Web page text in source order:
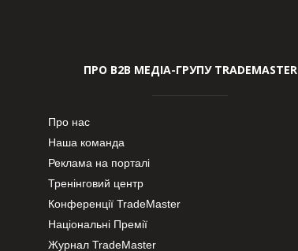
ПРО В2В МЕДІА-ГРУПУ TRADEMASTER
Про нас
Наша команда
Реклама на порталі
Тренінговий центр
Конференції TradeMaster
Національні Премії
Журнал TradeMaster